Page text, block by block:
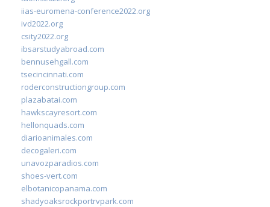
iias-euromena-conference2022.org
ivd2022.org
csity2022.org
ibsarstudyabroad.com
bennusehgall.com
tsecincinnati.com
roderconstructiongroup.com
plazabatai.com
hawkscayresort.com
hellonquads.com
diarioanimales.com
decogaleri.com
unavozparadios.com
shoes-vert.com
elbotanicopanama.com
shadyoaksrockportrvpark.com